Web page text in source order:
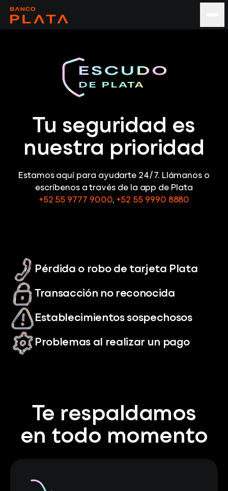
Tu seguridad es
nuestra prioridad
Estamos aquí para ayudarte 24/7. Llámanos o
escríbenos a través de la app de Plata
+52 55 9777 9000, +52 55 9990 8880
Pérdida o robo de tarjeta Plata
Transacción no reconocida
Establecimientos sospechosos
Problemas al realizar un pago
Te respaldamos
en todo momento